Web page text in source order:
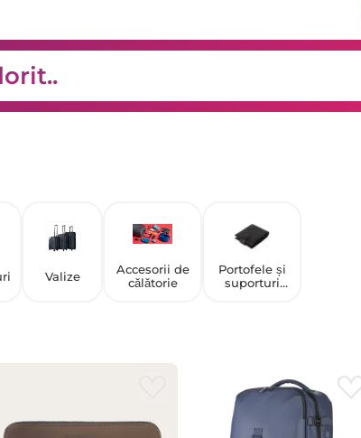
Valize
Accesorii de
călătorie
Portofele și
suporturi